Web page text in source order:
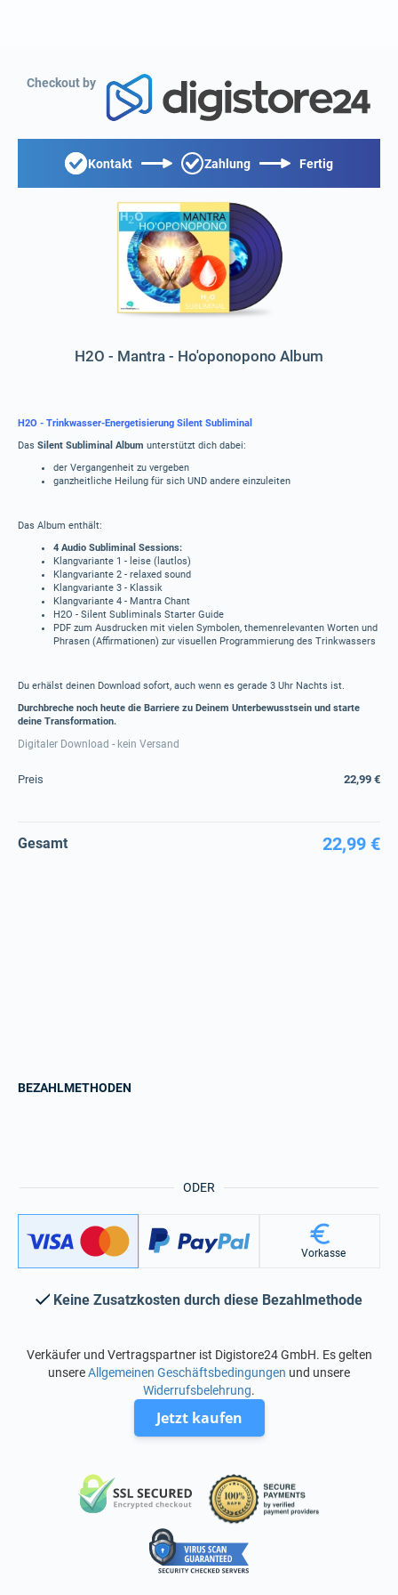
Checkout by
Kontakt Zahlung Fertig
H2O - Mantra - Ho'oponopono Album
H2O - Trinkwasser-Energetisierung Silent Subliminal
Das Silent Subliminal Album unterstützt dich dabei:
der Vergangenheit zu vergeben
ganzheitliche Heilung für sich UND andere einzuleiten
Das Album enthält:
4 Audio Subliminal Sessions:
Klangvariante 1 - leise (lautlos)
Klangvariante 2 - relaxed sound
Klangvariante 3 - Klassik
Klangvariante 4 - Mantra Chant
H2O - Silent Subliminals Starter Guide
PDF zum Ausdrucken mit vielen Symbolen, themenrelevanten Worten und
Phrasen (Affirmationen) zur visuellen Programmierung des Trinkwassers
Du erhälst deinen Download sofort, auch wenn es gerade 3 Uhr Nachts ist.
Durchbreche noch heute die Barriere zu Deinem Unterbewusstsein und starte
deine Transformation.
Digitaler Download - kein Versand
Preis 22,99 €
Gesamt 22,99 €
ODER
BEZAHLMETHODEN
Vorkasse
Keine Zusatzkosten durch diese Bezahlmethode
Verkäufer und Vertragspartner ist Digistore24 GmbH. Es gelten
unsereAllgemeinen Geschäftsbedingungen und unsere
Widerrufsbelehrung.
Jetzt kaufen